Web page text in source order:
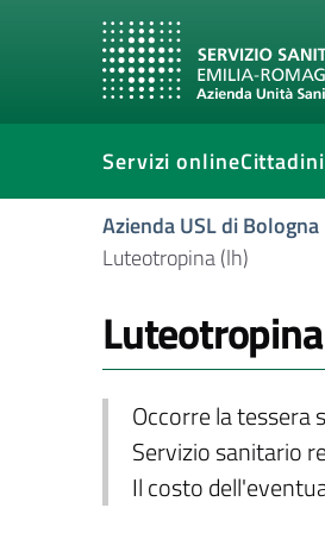
Servizi onlineCittadini
Azienda USL di Bologna
Luteotropina (lh)
Occorre la tessera
Servizio sanitario
Il costo